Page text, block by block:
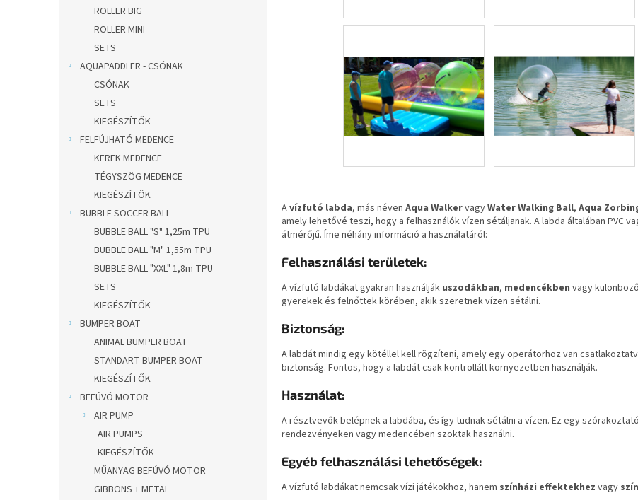
ROLLER BIG
ROLLER MINI
SETS
AQUAPADDLER - CSÓNAK
CSÓNAK
SETS
KIEGÉSZÍTŐK
FELFÚJHATÓ MEDENCE
KEREK MEDENCE
TÉGYSZÖG MEDENCE
KIEGÉSZÍTŐK
BUBBLE SOCCER BALL
BUBBLE BALL "S" 1,25m TPU
BUBBLE BALL "M" 1,55m TPU
BUBBLE BALL "XXL" 1,8m TPU
SETS
KIEGÉSZÍTŐK
BUMPER BOAT
ANIMAL BUMPER BOAT
STANDART BUMPER BOAT
KIEGÉSZÍTŐK
BEFÚVÓ MOTOR
AIR PUMP
AIR PUMPS
KIEGÉSZÍTŐK
MŰANYAG BEFÚVÓ MOTOR
GIBBONS + METAL
Avízfutó labda, más néven Aqua WalkervagyWater Walking Ball, Aqua
amely lehetővé teszi, hogy a felhasználók vízen sétáljanak. A labda általában PVC
átmérőjű. Íme néhány információ a használatáról:
Felhasználási területek:
A vízfutó labdákat gyakran használják uszodákban, medencékben vagy különböző
gyerekek és felnőttek körében, akik szeretnek vízen sétálni.
Biztonság:
A labdát mindig egy kötéllel kell rögzíteni, amely egy operátorhoz van
biztonság. Fontos, hogy a labdát csak kontrollált környezetben használják.
Használat:
A résztvevők belépnek a labdába, és így tudnak sétálni a vízen. Ez egy
rendezvényeken vagy medencében szoktak használni.
Egyéb felhasználási lehetőségek:
A vízfutó labdákat nemcsak vízi játékokhoz, hanem színházi effektekhez vagy